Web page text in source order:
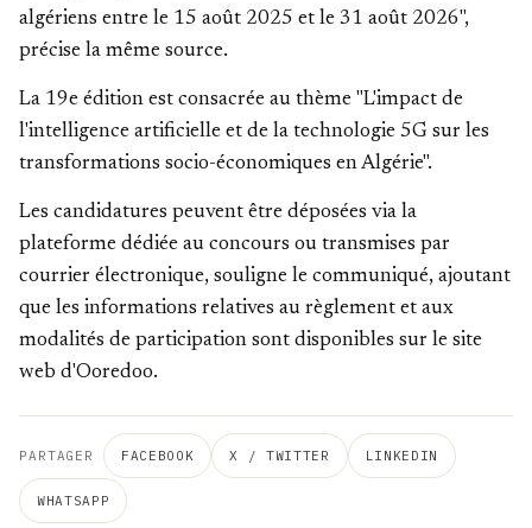
algériens entre le 15 août 2025 et le 31 août 2026",
précise la même source.
La 19e édition est consacrée au thème "L'impact de
l'intelligence artificielle et de la technologie 5G sur les
transformations socio-économiques en Algérie".
Les candidatures peuvent être déposées via la
plateforme dédiée au concours ou transmises par
courrier électronique, souligne le communiqué, ajoutant
que les informations relatives au règlement et aux
modalités de participation sont disponibles sur le site
web d'Ooredoo.
PARTAGER FACEBOOK X / TWITTER LINKEDIN
WHATSAPP